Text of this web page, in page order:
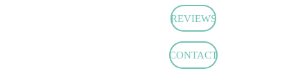
REVIEWS
CONTACT